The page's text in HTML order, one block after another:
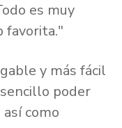
es muy
favorita."
y más fácil
poder
como